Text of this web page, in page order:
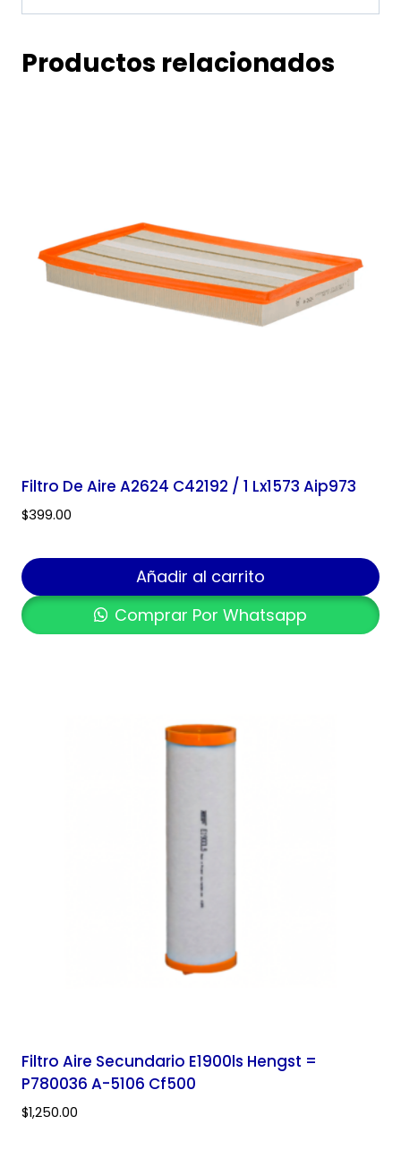
Productos relacionados
Filtro De Aire A2624 C42192 / 1 Lx1573 Aip973
$399.00
Añadir al carrito
Comprar Por Whatsapp
Filtro Aire Secundario E1900ls Hengst =
P780036 A-5106 Cf500
$1,250.00